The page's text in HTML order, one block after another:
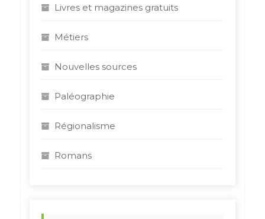
Livres et magazines gratuits
Métiers
Nouvelles sources
Paléographie
Régionalisme
Romans